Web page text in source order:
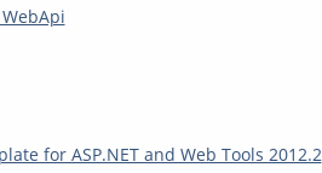
for ASP.NET and Web Tools 2012.2